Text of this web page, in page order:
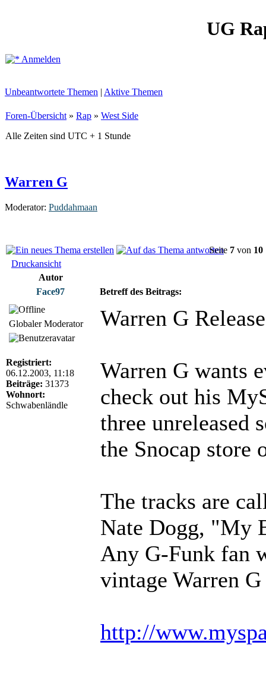
UG
Anmelden
Unbeantwortete Themen | Aktive Themen
Foren-Übersicht » Rap » West Side
Alle Zeiten sind UTC + 1 Stunde
Warren G
Moderator: Puddahmaan
Seite 7 von 10
Druckansicht
Autor
Face97
Betreff des Beitrags:
Globaler Moderator
Registriert:
06.12.2003, 11:18
Beiträge: 31373
Wohnort:
Schwabenländle
Warren G
Warren G wants
check out his
three unreleased
the Snocap store
The tracks are
Nate Dogg, "My
Any G-Funk fan
vintage Warren
http://